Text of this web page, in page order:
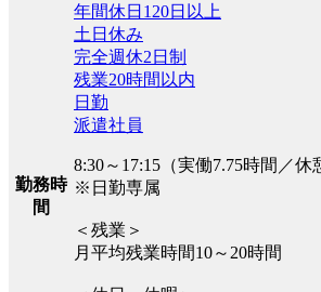
勤務時
間
年間休日120日以上
土日休み
完全週休2日制
残業20時間以内
日勤
派遣社員
8:30～17:15（実働7.75時間／休
※日勤専属
＜残業＞
月平均残業時間10～20時間